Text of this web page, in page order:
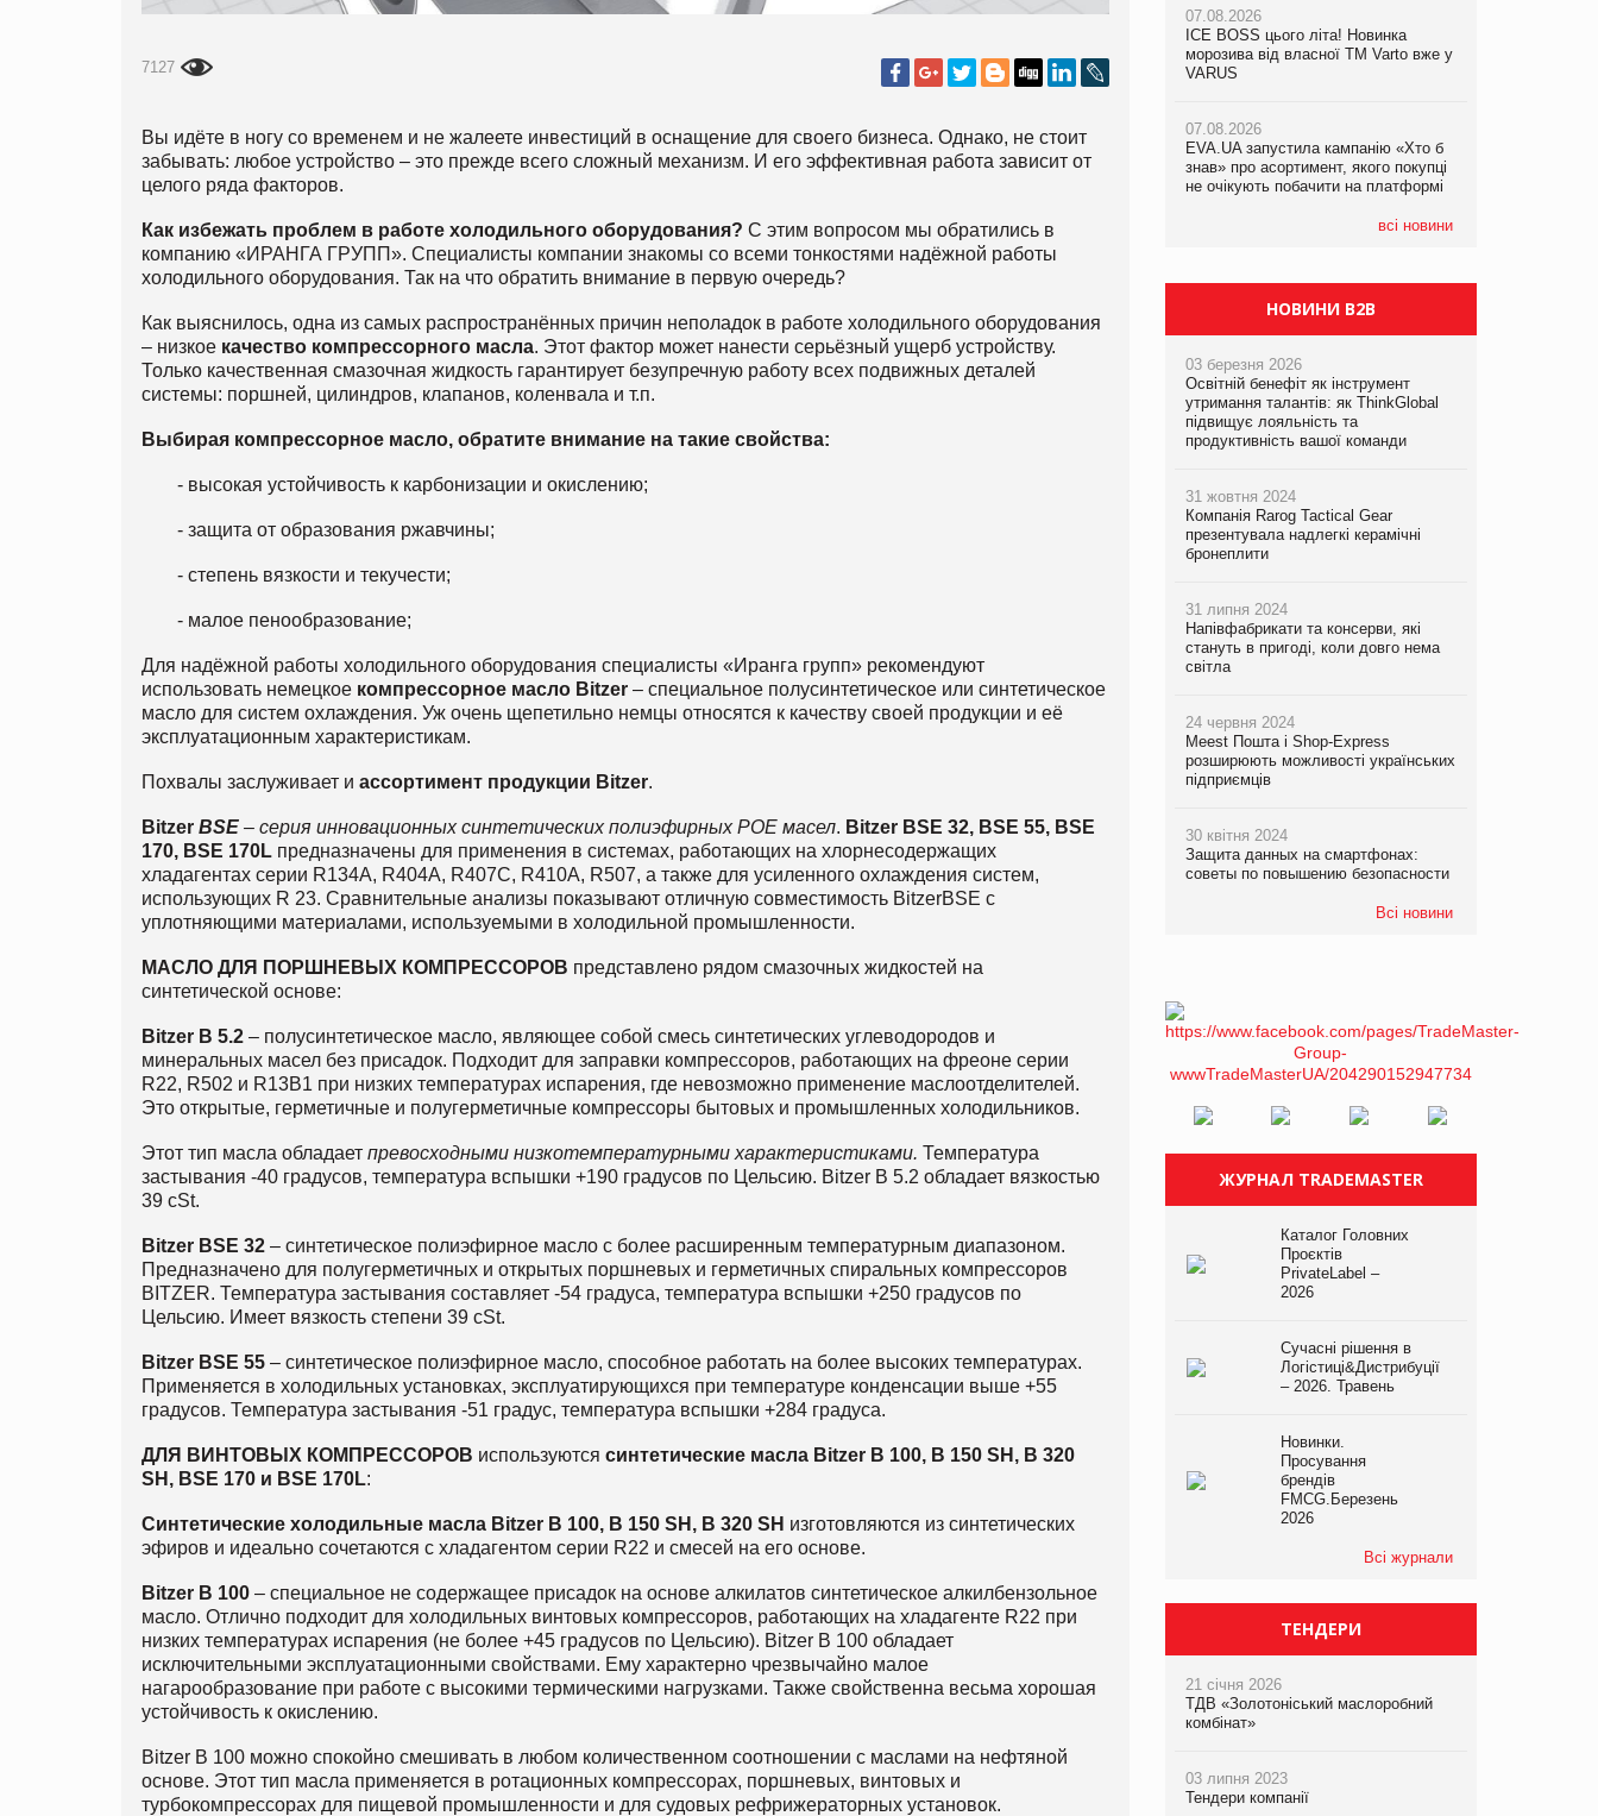
7127
Вы идёте в ногу со временем и не жалеете инвестиций в оснащение для своего бизнеса. Однако, не стоит
забывать: любое устройство – это прежде всего сложный механизм. И его эффективная работа зависит от
целого ряда факторов.
Как избежать проблем в работе холодильного оборудования? С этим вопросом мы обратились в
компанию «ИРАНГА ГРУПП». Специалисты компании знакомы со всеми тонкостями надёжной работы
холодильного оборудования. Так на что обратить внимание в первую очередь?
Как выяснилось, одна из самых распространённых причин неполадок в работе холодильного оборудования
– низкое качество компрессорного масла. Этот фактор может нанести серьёзный ущерб устройству.
Только качественная смазочная жидкость гарантирует безупречную работу всех подвижных деталей
системы: поршней, цилиндров, клапанов, коленвала и т.п.
Выбирая компрессорное масло, обратите внимание на такие свойства:
- высокая устойчивость к карбонизации и окислению;
- защита от образования ржавчины;
- степень вязкости и текучести;
- малое пенообразование;
Для надёжной работы холодильного оборудования специалисты «Иранга групп» рекомендуют
использовать немецкое компрессорное масло Bitzer – специальное полусинтетическое или синтетическое
масло для систем охлаждения. Уж очень щепетильно немцы относятся к качеству своей продукции и её
эксплуатационным характеристикам.
Похвалы заслуживает и ассортимент продукции Bitzer.
Bitzer BSE – серия инновационных синтетических полиэфирных РОЕ масел. Bitzer BSE 32, BSE 55, BSE
170, BSE 170L предназначены для применения в системах, работающих на хлорнесодержащих
хладагентах серии R134А, R404A, R407C, R410A, R507, а также для усиленного охлаждения систем,
использующих R 23. Сравнительные анализы показывают отличную совместимость BitzerBSE с
уплотняющими материалами, используемыми в холодильной промышленности.
МАСЛО ДЛЯ ПОРШНЕВЫХ КОМПРЕССОРОВ представлено рядом смазочных жидкостей на
синтетической основе:
Bitzer B 5.2 – полусинтетическое масло, являющее собой смесь синтетических углеводородов и
минеральных масел без присадок. Подходит для заправки компрессоров, работающих на фреоне серии
R22, R502 и R13B1 при низких температурах испарения, где невозможно применение маслоотделителей.
Это открытые, герметичные и полугерметичные компрессоры бытовых и промышленных холодильников.
Этот тип масла обладает превосходными низкотемпературными характеристиками. Температура
застывания -40 градусов, температура вспышки +190 градусов по Цельсию. Bitzer B 5.2 обладает вязкостью
39 cSt.
Bitzer BSE 32 – синтетическое полиэфирное масло с более расширенным температурным диапазоном.
Предназначено для полугерметичных и открытых поршневых и герметичных спиральных компрессоров
BITZER. Температура застывания составляет -54 градуса, температура вспышки +250 градусов по
Цельсию. Имеет вязкость степени 39 cSt.
Bitzer BSE 55 – синтетическое полиэфирное масло, способное работать на более высоких температурах.
Применяется в холодильных установках, эксплуатирующихся при температуре конденсации выше +55
градусов. Температура застывания -51 градус, температура вспышки +284 градуса.
ДЛЯ ВИНТОВЫХ КОМПРЕССОРОВ используются синтетические масла Bitzer B 100, B 150 SH, B 320
SH, BSE 170 и BSE 170L:
Синтетические холодильные масла Bitzer B 100, B 150 SH, B 320 SH изготовляются из синтетических
эфиров и идеально сочетаются с хладагентом серии R22 и смесей на его основе.
Bitzer B 100 – специальное не содержащее присадок на основе алкилатов синтетическое алкилбензольное
масло. Отлично подходит для холодильных винтовых компрессоров, работающих на хладагенте R22 при
низких температурах испарения (не более +45 градусов по Цельсию). Bitzer B 100 обладает
исключительными эксплуатационными свойствами. Ему характерно чрезвычайно малое
нагарообразование при работе с высокими термическими нагрузками. Также свойственна весьма хорошая
устойчивость к окислению.
Bitzer B 100 можно спокойно смешивать в любом количественном соотношении с маслами на нефтяной
основе. Этот тип масла применяется в ротационных компрессорах, поршневых, винтовых и
турбокомпрессорах для пищевой промышленности и для судовых рефрижераторных установок.
07.08.2026
ICE BOSS цього літа! Новинка
морозива від власної ТМ Varto вже у
VARUS
07.08.2026
EVA.UA запустила кампанію «Хто б
знав» про асортимент, якого покупці
не очікують побачити на платформі
всі новини
06.08.2026
Смачна новинка для хвостатих: у
VARUS з’явилися паучі Varto Paw
05.08.2026
Мережа супермаркетів VARUS купує
мережу магазинів формату
компанія налічуватиме 374 магазини
07.08.2026
Франція заборонила рекламні дзвінки
НОВИНИ B2B
03 березня 2026
Освітній бенефіт як інструмент
утримання талантів: як ThinkGlobal
підвищує лояльність та
продуктивність вашої команди
31 жовтня 2024
Компанія Rarog Tactical Gear
презентувала надлегкі керамічні
бронеплити
31 липня 2024
Напівфабрикати та консерви, які
стануть в пригоді, коли довго нема
світла
24 червня 2024
Meest Пошта і Shop-Express
розширюють можливості українських
підприємців
30 квітня 2024
Защита данных на смартфонах:
советы по повышению безопасности
Всі новини
ЖУРНАЛ TRADEMASTER
Каталог Головних
Проєктів
PrivateLabel –
2026
Сучасні рішення в
Логістиці&Дистрибуції
– 2026. Травень
Новинки.
Просування
брендів
FMCG.Березень
2026
Всі журнали
ТЕНДЕРИ
21 січня 2026
ТДВ «Золотоніський маслоробний
комбінат»
03 липня 2023
Тендери компанії